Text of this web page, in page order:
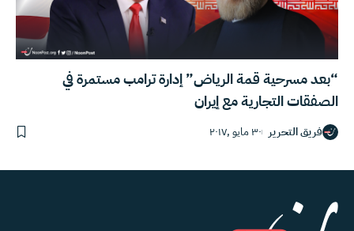
“بعد مسرحية قمة الرياض” إدارة ترامب مستمرة في
الصفقات التجارية مع إيران
فريق التحرير ٣٠ مايو ,٢٠١٧